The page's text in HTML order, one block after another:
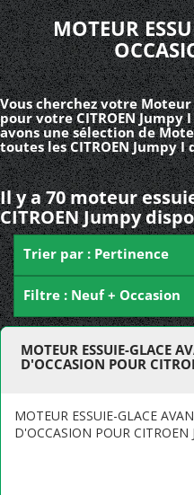
MOTEUR
Vous cherchez votre
pour votre CITROEN Jumpy I
avons une sélection de
toutes les CITROEN Jumpy
Il y a 70 moteur
CITROEN Jumpy
Trier par : Pertinence
Filtre : Neuf + Occasion
MOTEUR ESSUIE-GLACE
D'OCCASION POUR
MOTEUR ESSUIE-GLACE
D'OCCASION POUR CITROEN